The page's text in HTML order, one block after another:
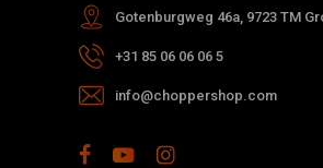
Gotenburgweg 46a, 9723 TM
+31 85 06 06 06 5
info@choppershop.com